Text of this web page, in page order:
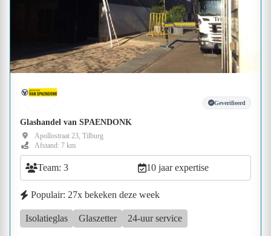
Geverifieerd
Glashandel van SPAENDONK
Apollostraat 23, Tilburg
Afstand: 7 km
Team: 3 10 jaar expertise
Populair: 27x bekeken deze week
Isolatieglas Glaszetter 24-uur service